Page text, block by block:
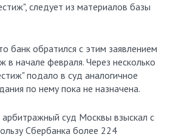
следует из материалов базы
банк обратился с этим заявлением
в начале февраля. Через несколько
подало в суд аналогичное
по нему пока не назначена.
суд Москвы взыскал с
Сбербанка более 224